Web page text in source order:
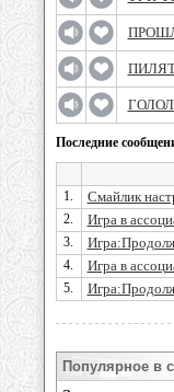
Последние
1. Смайлик
2. Игра в
3.
4. Игра в
5.
Популярное в